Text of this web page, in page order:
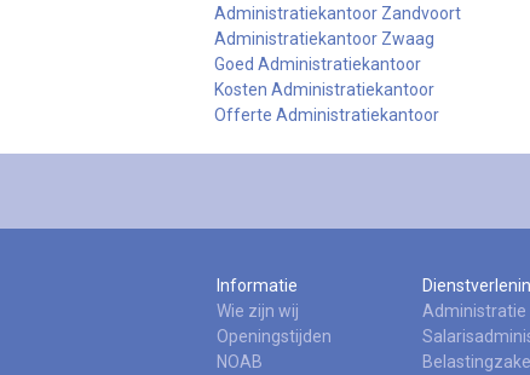
Administratiekantoor Zandvoort
Administratiekantoor Zwaag
Goed Administratiekantoor
Kosten Administratiekantoor
Offerte Administratiekantoor
Informatie
Wie zijn wij
Openingstijden
NOAB
Administratie